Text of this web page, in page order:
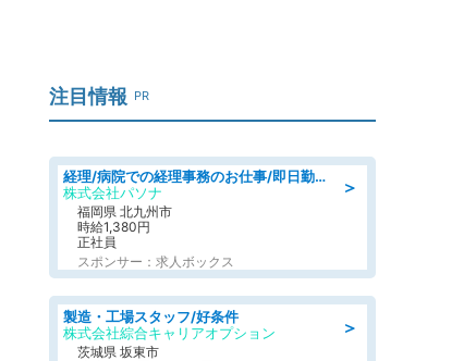
注目情報 PR
＞
経理/病院での経理事務のお仕事/即日勤務可/車通勤可/経理/一般事務
株式会社パソナ
福岡県 北九州市
時給1,380円
正社員
スポンサー：求人ボックス
＞
製造・工場スタッフ/好条件
株式会社綜合キャリアオプション
茨城県 坂東市